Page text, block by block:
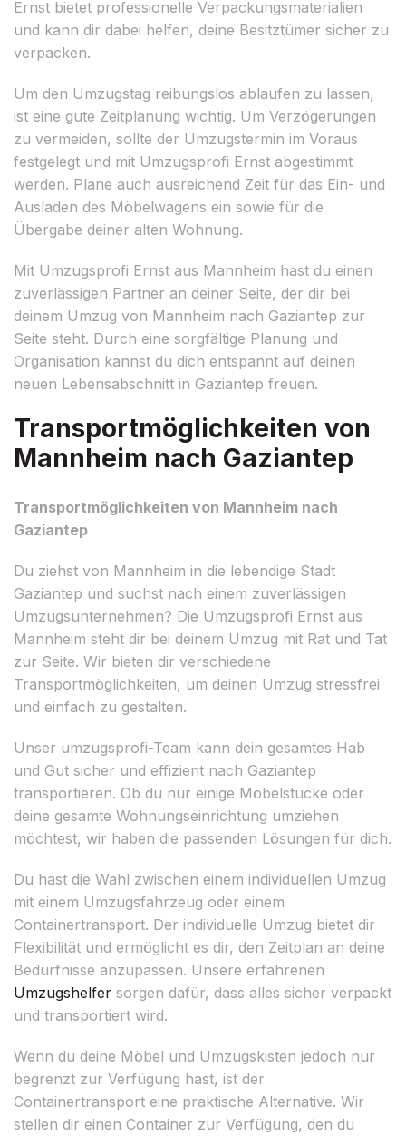
Ernst bietet professionelle Verpackungsmaterialien
und kann dir dabei helfen, deine Besitztümer sicher zu
verpacken.
Um den Umzugstag reibungslos ablaufen zu lassen,
ist eine gute Zeitplanung wichtig. Um Verzögerungen
zu vermeiden, sollte der Umzugstermin im Voraus
festgelegt und mit Umzugsprofi Ernst abgestimmt
werden. Plane auch ausreichend Zeit für das Ein- und
Ausladen des Möbelwagens ein sowie für die
Übergabe deiner alten Wohnung.
Mit Umzugsprofi Ernst aus Mannheim hast du einen
zuverlässigen Partner an deiner Seite, der dir bei
deinem Umzug von Mannheim nach Gaziantep zur
Seite steht. Durch eine sorgfältige Planung und
Organisation kannst du dich entspannt auf deinen
neuen Lebensabschnitt in Gaziantep freuen.
Transportmöglichkeiten von
Mannheim nach Gaziantep
Transportmöglichkeiten von Mannheim nach
Gaziantep
Du ziehst von Mannheim in die lebendige Stadt
Gaziantep und suchst nach einem zuverlässigen
Umzugsunternehmen? Die Umzugsprofi Ernst aus
Mannheim steht dir bei deinem Umzug mit Rat und Tat
zur Seite. Wir bieten dir verschiedene
Transportmöglichkeiten, um deinen Umzug stressfrei
und einfach zu gestalten.
Unser umzugsprofi-Team kann dein gesamtes Hab
und Gut sicher und effizient nach Gaziantep
transportieren. Ob du nur einige Möbelstücke oder
deine gesamte Wohnungseinrichtung umziehen
möchtest, wir haben die passenden Lösungen für dich.
Du hast die Wahl zwischen einem individuellen Umzug
mit einem Umzugsfahrzeug oder einem
Containertransport. Der individuelle Umzug bietet dir
Flexibilität und ermöglicht es dir, den Zeitplan an deine
Bedürfnisse anzupassen. Unsere erfahrenen
Umzugshelfer sorgen dafür, dass alles sicher verpackt
und transportiert wird.
Wenn du deine Möbel und Umzugskisten jedoch nur
begrenzt zur Verfügung hast, ist der
Containertransport eine praktische Alternative. Wir
stellen dir einen Container zur Verfügung, den du